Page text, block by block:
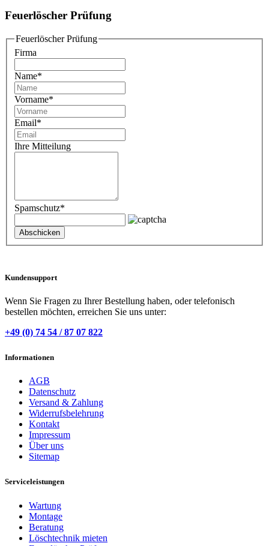
Feuerlöscher Prüfung
Feuerlöscher Prüfung
Firma
Name*
Vorname*
Email*
Ihre Mitteilung
Spamschutz*
Kundensupport
Wenn Sie Fragen zu Ihrer Bestellung haben, oder telefonisch
bestellen möchten, erreichen Sie uns unter:
+49 (0) 74 54 / 87 07 822
Informationen
AGB
Datenschutz
Versand & Zahlung
Widerrufsbelehrung
Kontakt
Impressum
Über uns
Sitemap
Serviceleistungen
Wartung
Montage
Beratung
Löschtechnik mieten